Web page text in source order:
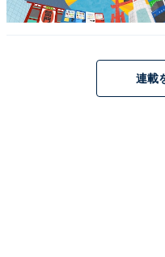
※All About ニュース編集
1月14～15日、回答者250
連載